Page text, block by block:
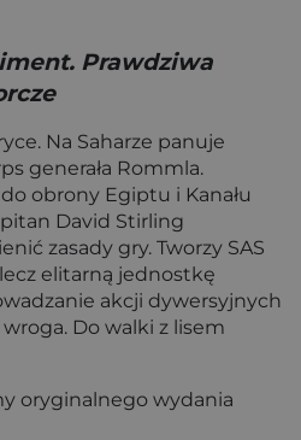
Prawdziwa
Na Saharze panuje
generała Rommla.
obrony Egiptu i Kanału
David Stirling
zasady gry. Tworzy SAS
lecz elitarną jednostkę
akcji dywersyjnych
Do walki z lisem
oryginalnego wydania